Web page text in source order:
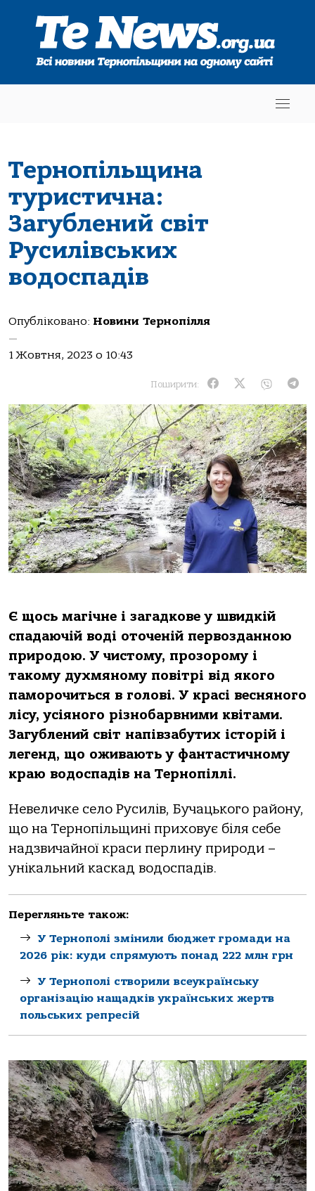
Тернопільщина
туристична:
Загублений світ
Русилівських
водоспадів
Опубліковано: Новини Тернопілля
—
1 Жовтня, 2023 о 10:43
Поширити:
Є щось магічне і загадкове у швидкій
спадаючій воді оточеній первозданною
природою. У чистому, прозорому і
такому духмяному повітрі від якого
паморочиться в голові. У красі весняного
лісу, усіяного різнобарвними квітами.
Загублений світ напівзабутих історій і
легенд, що оживають у фантастичному
краю водоспадів на Тернопіллі.
Невеличке село Русилів, Бучацького району,
що на Тернопільщині приховує біля себе
надзвичайної краси перлину природи –
унікальний каскад водоспадів.
Перегляньте також:
У Тернополі змінили бюджет громади на
2026 рік: куди спрямують понад 222 млн грн
У Тернополі створили всеукраїнську
організацію нащадків українських жертв
польських репресій